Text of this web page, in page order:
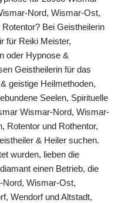
Nord, Wismar-Ost,
Bei Geistheilerin
für Reiki Meister,
oder Hypnose &
Geistheilerin für das
geistige Heilmethoden,
Seelen, Spirituelle
Wismar-Nord, Wismar-
Rotentor und Rothentor,
& Heiler suchen.
wurden, lieben die
einen Betrieb, die
Nord, Wismar-Ost,
Wendorf und Altstadt,